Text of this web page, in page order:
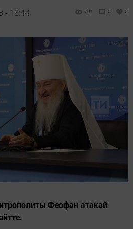
- 13:44 701 0 0
Феофан атакай